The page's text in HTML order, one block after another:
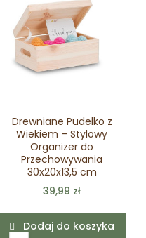
Drewniane Pudełko z
Wiekiem – Stylowy
Organizer do
Przechowywania
30x20x13,5 cm
39,99 zł
Dodaj do koszyka